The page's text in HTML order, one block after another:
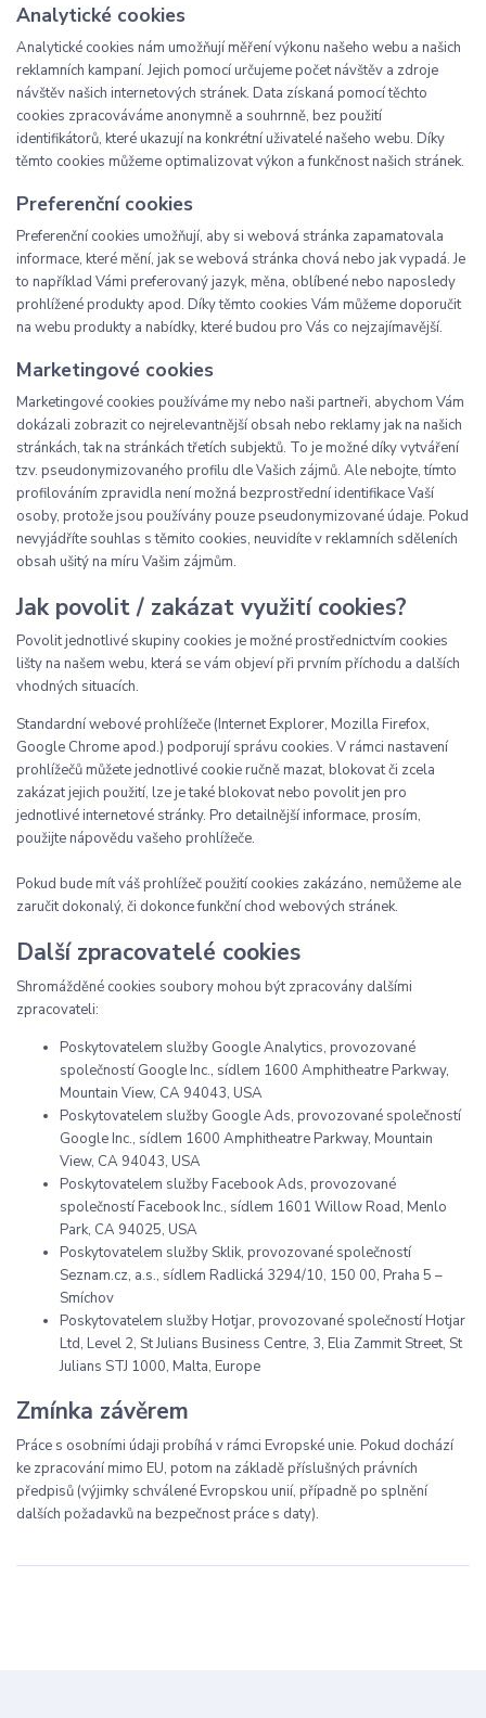
Analytické cookies
Analytické cookies nám umožňují měření výkonu našeho webu a našich
reklamních kampaní. Jejich pomocí určujeme počet návštěv a zdroje
návštěv našich internetových stránek. Data získaná pomocí těchto
cookies zpracováváme anonymně a souhrnně, bez použití
identifikátorů, které ukazují na konkrétní uživatelé našeho webu. Díky
těmto cookies můžeme optimalizovat výkon a funkčnost našich stránek.
Preferenční cookies
Preferenční cookies umožňují, aby si webová stránka zapamatovala
informace, které mění, jak se webová stránka chová nebo jak vypadá. Je
to například Vámi preferovaný jazyk, měna, oblíbené nebo naposledy
prohlížené produkty apod. Díky těmto cookies Vám můžeme doporučit
na webu produkty a nabídky, které budou pro Vás co nejzajímavější.
Marketingové cookies
Marketingové cookies používáme my nebo naši partneři, abychom Vám
dokázali zobrazit co nejrelevantnější obsah nebo reklamy jak na našich
stránkách, tak na stránkách třetích subjektů. To je možné díky vytváření
tzv. pseudonymizovaného profilu dle Vašich zájmů. Ale nebojte, tímto
profilováním zpravidla není možná bezprostřední identifikace Vaší
osoby, protože jsou používány pouze pseudonymizované údaje. Pokud
nevyjádříte souhlas s těmito cookies, neuvidíte v reklamních sděleních
obsah ušitý na míru Vašim zájmům.
Jak povolit / zakázat využití cookies?
Povolit jednotlivé skupiny cookies je možné prostřednictvím cookies
lišty na našem webu, která se vám objeví při prvním příchodu a dalších
vhodných situacích.
Standardní webové prohlížeče (Internet Explorer, Mozilla Firefox,
Google Chrome apod.) podporují správu cookies. V rámci nastavení
prohlížečů můžete jednotlivé cookie ručně mazat, blokovat či zcela
zakázat jejich použití, lze je také blokovat nebo povolit jen pro
jednotlivé internetové stránky. Pro detailnější informace, prosím,
použijte nápovědu vašeho prohlížeče.
Pokud bude mít váš prohlížeč použití cookies zakázáno, nemůžeme ale
zaručit dokonalý, či dokonce funkční chod webových stránek.
Další zpracovatelé cookies
Shromážděné cookies soubory mohou být zpracovány dalšími
zpracovateli:
Poskytovatelem služby Google Analytics, provozované
společností Google Inc., sídlem 1600 Amphitheatre Parkway,
Mountain View, CA 94043, USA
Poskytovatelem služby Google Ads, provozované společností
Google Inc., sídlem 1600 Amphitheatre Parkway, Mountain
View, CA 94043, USA
Poskytovatelem služby Facebook Ads, provozované
společností Facebook Inc., sídlem 1601 Willow Road, Menlo
Park, CA 94025, USA
Poskytovatelem služby Sklik, provozované společností
Seznam.cz, a.s., sídlem Radlická 3294/10, 150 00, Praha 5 –
Smíchov
Poskytovatelem služby Hotjar, provozované společností Hotjar
Ltd, Level 2, St Julians Business Centre, 3, Elia Zammit Street, St
Julians STJ 1000, Malta, Europe
Zmínka závěrem
Práce s osobními údaji probíhá v rámci Evropské unie. Pokud dochází
ke zpracování mimo EU, potom na základě příslušných právních
předpisů (výjimky schválené Evropskou unií, případně po splnění
dalších požadavků na bezpečnost práce s daty).